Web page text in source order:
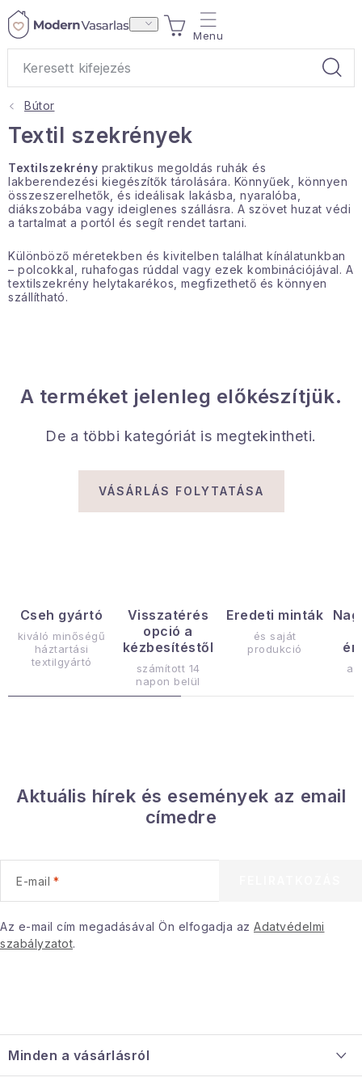
Ugrás
KOSÁR
Otthoni illatok
Teák
Háztartás
Egészség és szépség
Gyermekeknek
Szezonális kategóriák
Fekete Péntek
Veľkoobchodná spolupráca
A személyes adatok védelmének feltételei
Bútor
Textil szekrények
Textilszekrény praktikus megoldás ruhák és
lakberendezési kiegészítők tárolására. Könnyűek, könnyen
összeszerelhetők, és ideálisak lakásba, nyaralóba,
diákszobába vagy ideiglenes szállásra. A szövet huzat védi
a tartalmat a portól és segít rendet tartani.
Különböző méretekben és kivitelben találhat kínálatunkban
– polcokkal, ruhafogas rúddal vagy ezek kombinációjával. A
textilszekrény helytakarékos, megfizethető és könnyen
szállítható.
A terméket jelenleg előkészítjük.
De a többi kategóriát is megtekintheti.
VÁSÁRLÁS FOLYTATÁSA
Cseh gyártó
kiváló minőségű
háztartási
textilgyártó
Visszatérés
opció a
kézbesítéstől
számított 14
napon belül
Eredeti minták
és saját
produkció
Aktuális hírek és események az email
címedre
E-mail
Az e-mail cím megadásával Ön elfogadja az Adatvédelmi
szabályzatot.
á
bMinden a vásárlásról